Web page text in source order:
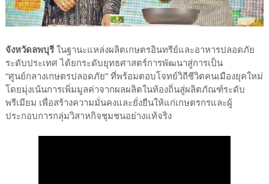
จังหวัดลพบุรีในฐานะแหล่งผลิตเกษตรอินทรีย์และอาหารปลอดภัย
ระดับประเทศ ได้ยกระดับยุทธศาสตร์การพัฒนาสู่การเป็น
“ศูนย์กลางเกษตรปลอดภัย” ที่พร้อมตอบโจทย์วิถีชีวิตคนเมืองยุคใหม่
โดยมุ่งเน้นการเพิ่มมูลค่าจากผลผลิตในท้องถิ่นสู่ผลิตภัณฑ์ระดับ
พรีเมียม เพื่อสร้างความมั่นคงและยั่งยืนให้แก่เกษตรกรและผู้
ประกอบการกลุ่มวิสาหกิจชุมชนอย่างแท้จริง